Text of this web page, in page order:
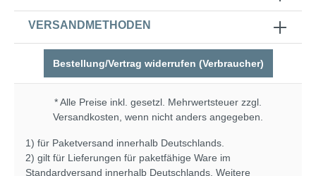
VERSANDMETHODEN
Bestellung/Vertrag widerrufen (Verbraucher)
* Alle Preise inkl. gesetzl. Mehrwertsteuer zzgl.
Versandkosten, wenn nicht anders angegeben.
1) für Paketversand innerhalb Deutschlands.
2) gilt für Lieferungen für paketfähige Ware im
Standardversand innerhalb Deutschlands. Weitere